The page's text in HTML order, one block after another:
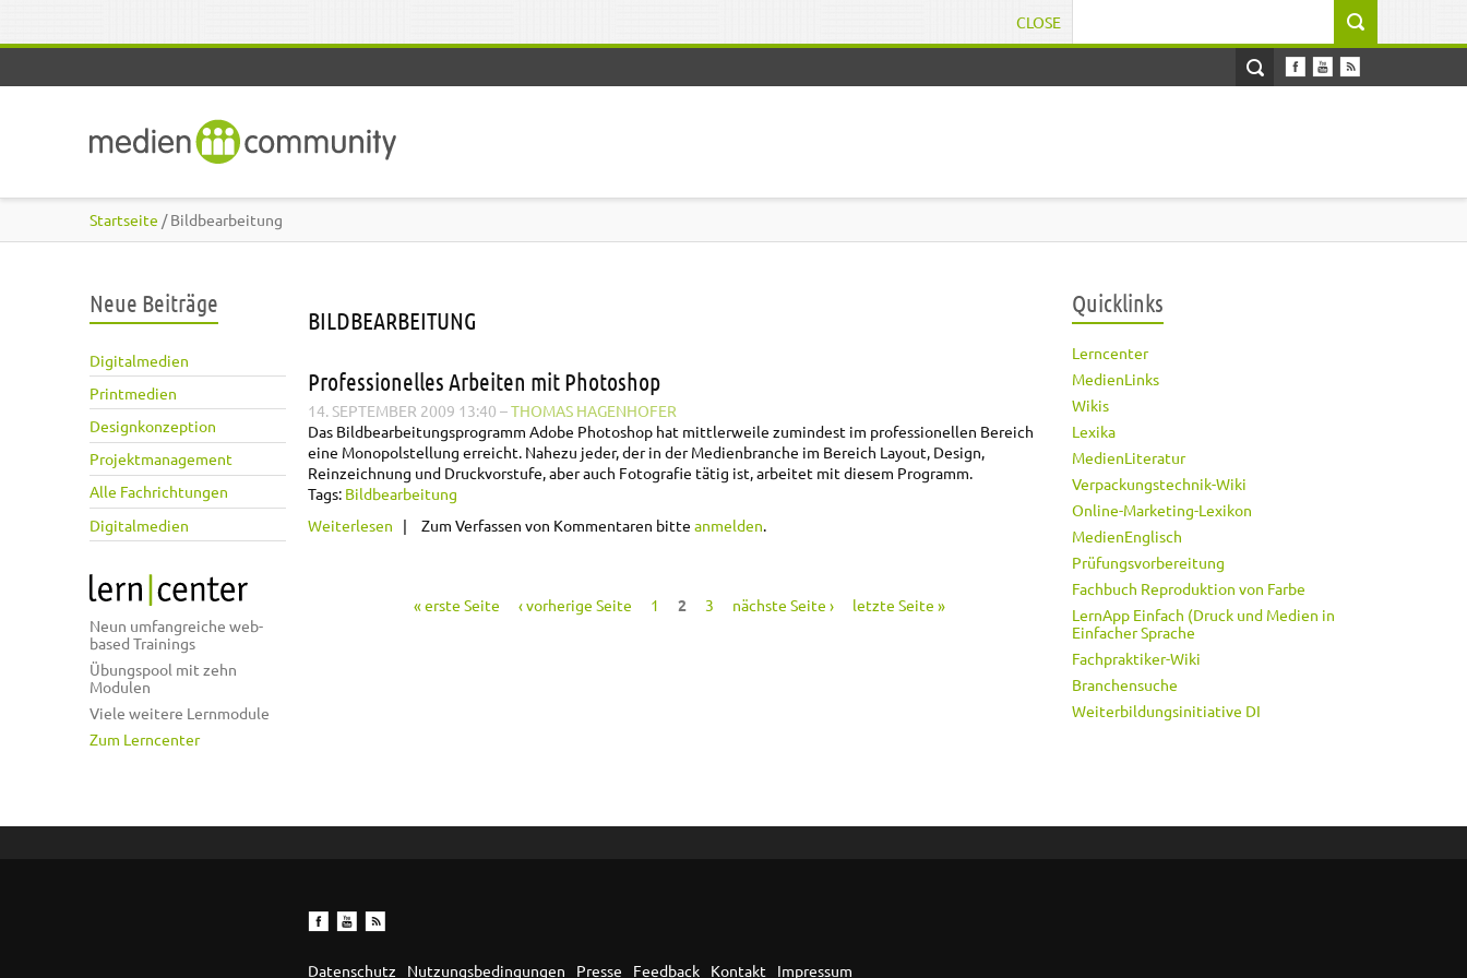
CLOSE
Startseite / Bildbearbeitung
Neue Beiträge
Digitalmedien
Printmedien
Designkonzeption
Projektmanagement
Alle Fachrichtungen
Digitalmedien
Neun umfangreiche web-
based Trainings
Übungspool mit zehn
Modulen
Viele weitere Lernmodule
Zum Lerncenter
BILDBEARBEITUNG
Professionelles Arbeiten mit Photoshop
14. SEPTEMBER 2009 13:40 –THOMAS HAGENHOFER
Das Bildbearbeitungsprogramm Adobe Photoshop hat mittlerweile zumindest im professionellen Bereich
eine Monopolstellung erreicht. Nahezu jeder, der in der Medienbranche im Bereich Layout, Design,
Reinzeichnung und Druckvorstufe, aber auch Fotografie tätig ist, arbeitet mit diesem Programm.
Tags: Bildbearbeitung
Weiterlesen über Professionelles Arbeiten mit Photoshop
Zum Verfassen von Kommentaren bitte anmelden.
« erste Seite ‹ vorherige Seite 1 2 3 nächste Seite › letzte Seite »
Quicklinks
Lerncenter
MedienLinks
Wikis
Lexika
MedienLiteratur
Verpackungstechnik-Wiki
Online-Marketing-Lexikon
MedienEnglisch
Prüfungsvorbereitung
Fachbuch Reproduktion von Farbe
LernApp Einfach (Druck und Medien in
Einfacher Sprache
Fachpraktiker-Wiki
Branchensuche
Weiterbildungsinitiative DI
Datenschutz Nutzungsbedingungen Presse Feedback Kontakt Impressum